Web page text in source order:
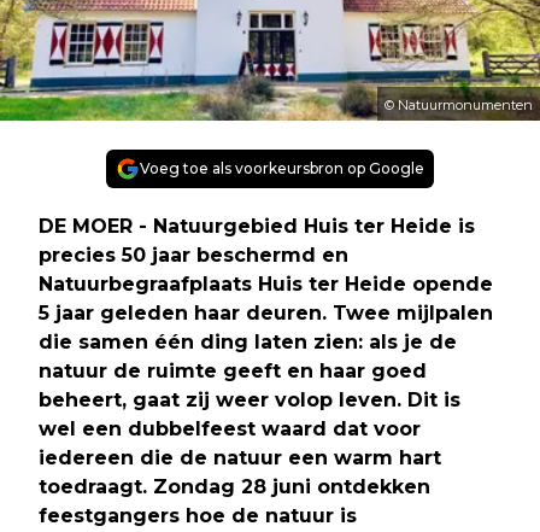
© Natuurmonumenten
Voeg toe als voorkeursbron op Google
DE MOER - Natuurgebied Huis ter Heide is
precies 50 jaar beschermd en
Natuurbegraafplaats Huis ter Heide opende
5 jaar geleden haar deuren. Twee mijlpalen
die samen één ding laten zien: als je de
natuur de ruimte geeft en haar goed
beheert, gaat zij weer volop leven. Dit is
wel een dubbelfeest waard dat voor
iedereen die de natuur een warm hart
toedraagt. Zondag 28 juni ontdekken
feestgangers hoe de natuur is